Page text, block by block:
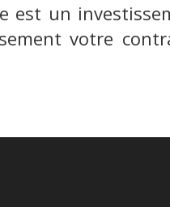
est un
votre